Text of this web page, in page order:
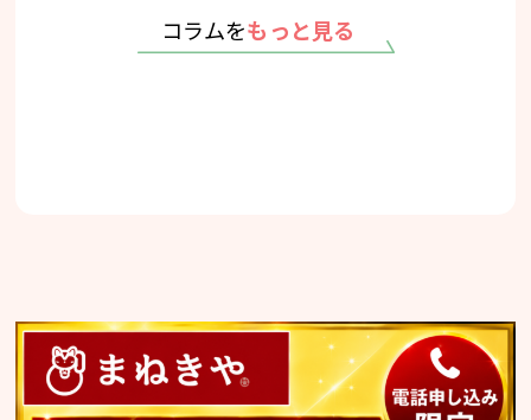
コラムをもっと見る